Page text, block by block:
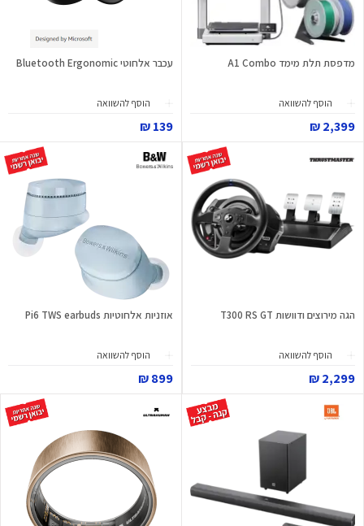
מדפסת תלת מימד A1 Combo
הוסף להשוואה
2,399 ₪
עכבר אלחוטי Bluetooth Ergonomic
הוסף להשוואה
139 ₪
הגה מירוצים ודוושות T300 RS GT
הוסף להשוואה
2,299 ₪
אוזניות אלחוטיות Pi6 TWS earbuds
הוסף להשוואה
899 ₪